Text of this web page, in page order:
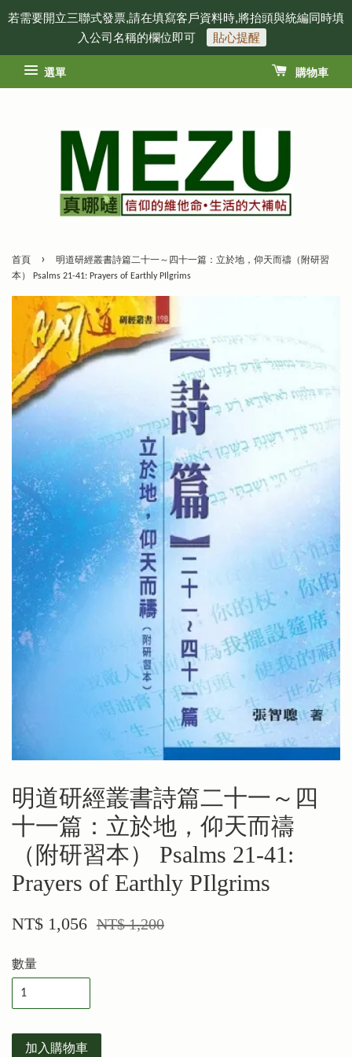
若需要開立三聯式發票,請在填寫客戶資料時,將抬頭與統編同時填
入公司名稱的欄位即可
貼心提醒
選單 購物車
首頁 ›
明道研經叢書詩篇二十一～四十一篇：立於地，仰天而禱（附研習
本） Psalms 21-41: Prayers of Earthly PIlgrims
明道研經叢書詩篇二十一～四
十一篇：立於地，仰天而禱
（附研習本） Psalms 21-41:
Prayers of Earthly PIlgrims
NT$ 1,056 NT$ 1,200
數量
加入購物車